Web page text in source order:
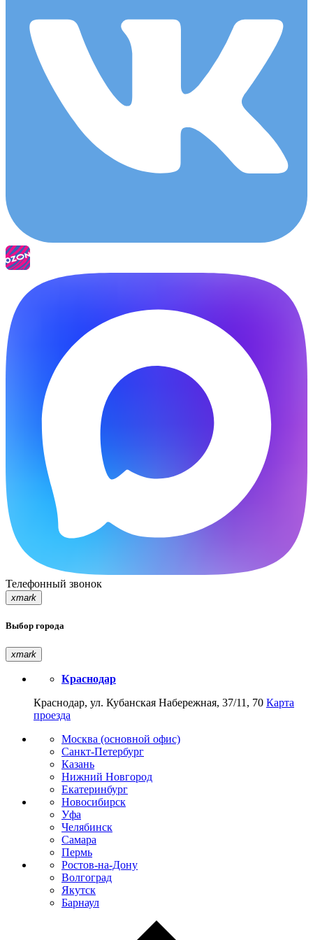
Телефонный звонок
xmark
Выбор города
xmark
Краснодар
Краснодар, ул. Кубанская Набережная, 37/11, 70 Карта
проезда
Москва (основной офис)
Санкт-Петербург
Казань
Нижний Новгород
Екатеринбург
Новосибирск
Уфа
Челябинск
Самара
Пермь
Ростов-на-Дону
Волгоград
Якутск
Барнаул